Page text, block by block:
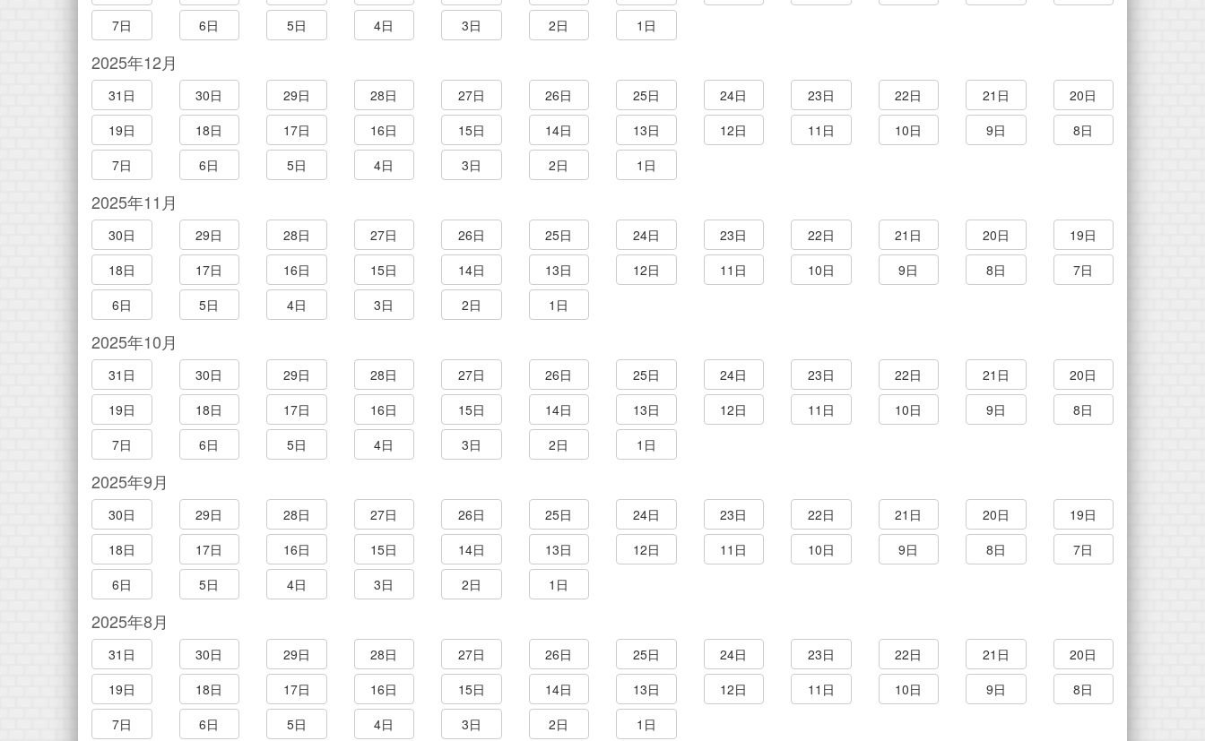
7日
6日 5日 4日 3日 2日 1日
2025年12月
31日 30日 29日 28日 27日 26日 25日 24日 23日 22日 21日
20日
19日
18日 17日 16日 15日 14日 13日 12日 11日 10日 9日
8日
7日
6日 5日 4日 3日 2日 1日
2025年11月
30日 29日 28日 27日 26日 25日 24日 23日 22日 21日 20日
19日
18日
17日 16日 15日 14日 13日 12日 11日 10日 9日 8日
7日
6日
5日 4日 3日 2日 1日
2025年10月
31日 30日 29日 28日 27日 26日 25日 24日 23日 22日 21日
20日
19日
18日 17日 16日 15日 14日 13日 12日 11日 10日 9日
8日
7日
6日 5日 4日 3日 2日 1日
2025年9月
30日 29日 28日 27日 26日 25日 24日 23日 22日 21日 20日
19日
18日
17日 16日 15日 14日 13日 12日 11日 10日 9日 8日
7日
6日
5日 4日 3日 2日 1日
2025年8月
31日 30日 29日 28日 27日 26日 25日 24日 23日 22日 21日
20日
19日
18日 17日 16日 15日 14日 13日 12日 11日 10日 9日
8日
7日
6日 5日 4日 3日 2日 1日